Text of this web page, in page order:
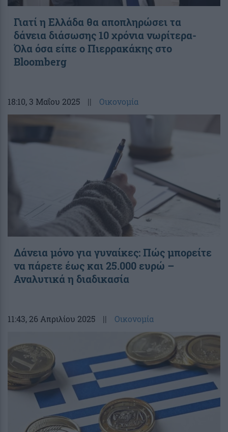
Γιατί η Ελλάδα θα αποπληρώσει τα
δάνεια διάσωσης 10 χρόνια νωρίτερα-
Όλα όσα είπε ο Πιερρακάκης στο
Bloomberg
18:10, 3 Μαΐου 2025 || Οικονομία
Δάνεια μόνο για γυναίκες: Πώς μπορείτε
να πάρετε έως και 25.000 ευρώ –
Αναλυτικά η διαδικασία
11:43, 26 Απριλίου 2025 || Οικονομία